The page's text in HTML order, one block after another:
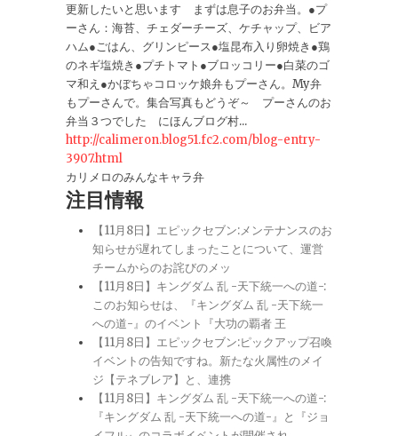
更新したいと思います まずは息子のお弁当。●プ
ーさん：海苔、チェダーチーズ、ケチャップ、ビア
ハム●ごはん、グリンピース●塩昆布入り卵焼き●鶏
のネギ塩焼き●プチトマト●ブロッコリー●白菜のゴ
マ和え●かぼちゃコロッケ娘弁もプーさん。My弁
もプーさんで。集合写真もどうぞ～ プーさんのお
弁当３つでした にほんブログ村...
http://calimeron.blog51.fc2.com/blog-entry-
3907.html
カリメロのみんなキャラ弁
注目情報
【11月8日】エピックセブン:メンテナンスのお
知らせが遅れてしまったことについて、運営
チームからのお詫びのメッ
【11月8日】キングダム 乱 -天下統一への道-:
このお知らせは、『キングダム 乱 -天下統一
への道-』のイベント『大功の覇者 王
【11月8日】エピックセブン:ピックアップ召喚
イベントの告知ですね。新たな火属性のメイ
ジ【テネブレア】と、連携
【11月8日】キングダム 乱 -天下統一への道-:
『キングダム 乱 -天下統一への道-』と『ジョ